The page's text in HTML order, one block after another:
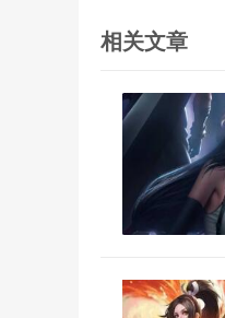
相关文章